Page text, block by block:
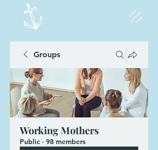
Groups
Working Mothers
Public · 98 members